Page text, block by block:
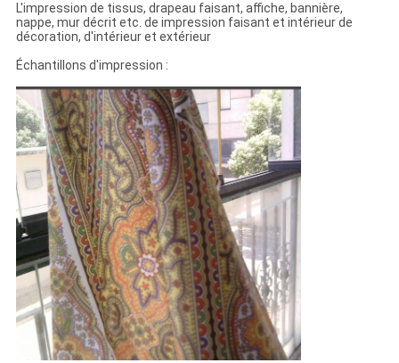
L'impression de tissus, drapeau faisant, affiche, bannière,
nappe, mur décrit etc. de impression faisant et intérieur de
décoration, d'intérieur et extérieur
Échantillons d'impression :